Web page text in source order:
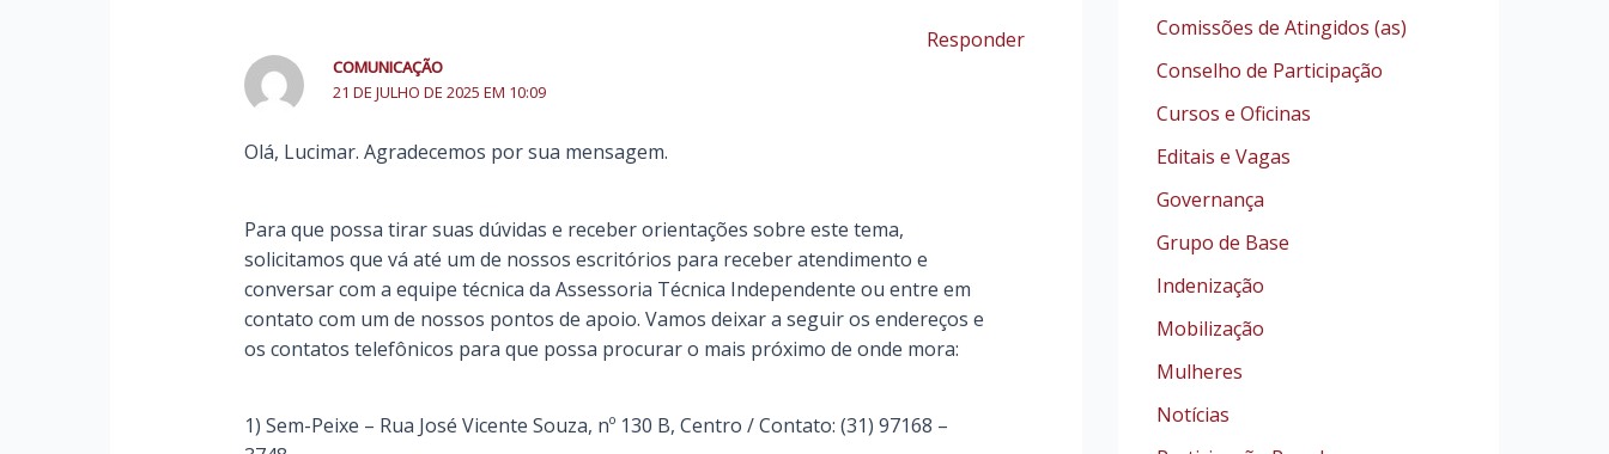
Responder
COMUNICAÇÃO
21 DE JULHO DE 2025 EM 10:09
Olá, Lucimar. Agradecemos por sua mensagem.
Para que possa tirar suas dúvidas e receber orientações sobre este tema,
solicitamos que vá até um de nossos escritórios para receber atendimento e
conversar com a equipe técnica da Assessoria Técnica Independente ou entre em
contato com um de nossos pontos de apoio. Vamos deixar a seguir os endereços e
os contatos telefônicos para que possa procurar o mais próximo de onde mora:
1) Sem-Peixe – Rua José Vicente Souza, nº 130 B, Centro / Contato: (31) 97168 –
Comissões de Atingidos (as)
Conselho de Participação
Cursos e Oficinas
Editais e Vagas
Governança
Grupo de Base
Indenização
Mobilização
Mulheres
Notícias